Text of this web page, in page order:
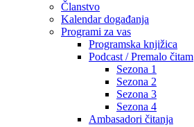
Članstvo
Kalendar događanja
Programi za vas
Programska knjižica
Podcast / Premalo čitam
Sezona 1
Sezona 2
Sezona 3
Sezona 4
Ambasadori čitanja